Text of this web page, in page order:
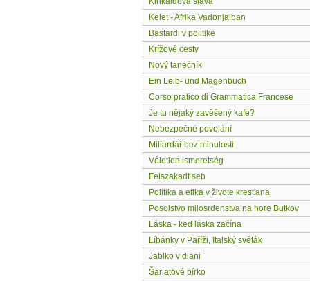
Kelet - Afrika Vadonjaiban
Bastardi v politike
Krížové cesty
Nový tanečník
Ein Leib- und Magenbuch
Corso pratico di Grammatica Francese
Je tu nějaký zavěšený kafe?
Nebezpečné povolání
Miliardář bez minulosti
Véletlen ismeretség
Felszakadt seb
Politika a etika v živote kresťana
Posolstvo milosrdenstva na hore Butkov
Láska - keď láska začína
Líbánky v Paříži, Italský světák
Jablko v dlani
Šarlatové pírko